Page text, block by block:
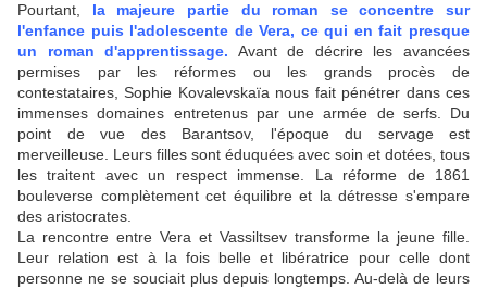
Pourtant, la majeure partie du roman se concentre sur
l'enfance puis l'adolescente de Vera, ce qui en fait presque
un roman d'apprentissage. Avant de décrire les avancées
permises par les réformes ou les grands procès de
contestataires, Sophie Kovalevskaïa nous fait pénétrer dans ces
immenses domaines entretenus par une armée de serfs. Du
point de vue des Barantsov, l'époque du servage est
merveilleuse. Leurs filles sont éduquées avec soin et dotées, tous
les traitent avec un respect immense. La réforme de 1861
bouleverse complètement cet équilibre et la détresse s'empare
des aristocrates.
La rencontre entre Vera et Vassiltsev transforme la jeune fille.
Leur relation est à la fois belle et libératrice pour celle dont
personne ne se souciait plus depuis longtemps. Au-delà de leurs